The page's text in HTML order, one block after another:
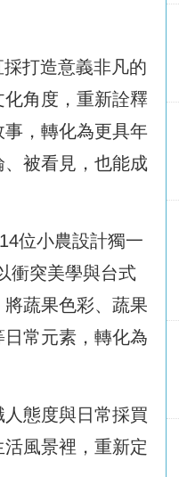
打造意義非凡的
化角度，重新詮釋
，轉化為更具年
被看見，也能成
位小農設計獨一
衝突美學與台式
蔬果色彩、蔬果
常元素，轉化為
態度與日常採買
風景裡，重新定